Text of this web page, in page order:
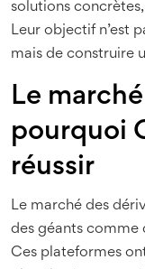
solutions
Leur objectif n’est
mais de construire
Le
pourquoi
réussir
Le marché des
des géants comme
Ces plateformes